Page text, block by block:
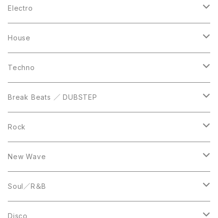
10inch
Casette Tape
CD
LP
LP
12inch
DVD
Electro
12inch
LP
House
LP
12inch
10inch
Techno
12inch
LP
Break Beats ／ DUBSTEP
12inch
LP
Rock
12inch
LP
New Wave
12inch
LP
Soul／R＆B
LP
Disco